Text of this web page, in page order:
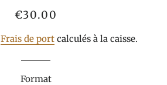
Prix
Prix
€30.00
Frais de portcalculés à la caisse.
Format